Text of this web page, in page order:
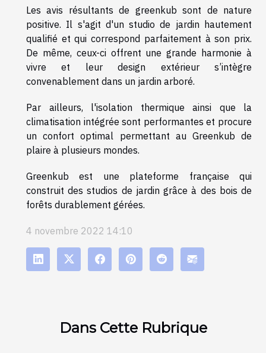
Dans Cette Rubrique
Les avis résultants de greenkub sont de nature
positive. Il s'agit d'un studio de jardin hautement
qualifié et qui correspond parfaitement à son prix.
De même, ceux-ci offrent une grande harmonie à
vivre et leur design extérieur s’intègre
convenablement dans un jardin arboré.
Par ailleurs, l'isolation thermique ainsi que la
climatisation intégrée sont performantes et procure
un confort optimal permettant au Greenkub de
plaire à plusieurs mondes.
Greenkub est une plateforme française qui
construit des studios de jardin grâce à des bois de
forêts durablement gérées.
4 novembre 2022 14:10